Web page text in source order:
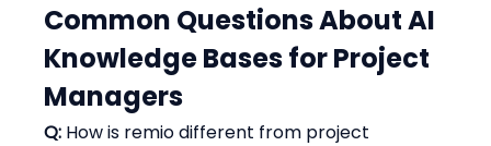
Common Questions About AI
Knowledge Bases for Project
Managers
Q: How is remio different from project